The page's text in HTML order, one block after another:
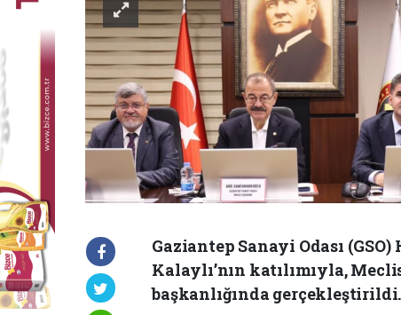
Gaziantep Sanayi Odası
Kalaylı’nın katılımıyla,
başkanlığında gerçekleştirildi.